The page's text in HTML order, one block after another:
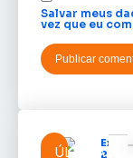
Salvar meus
vez que eu
ÚLTIMAS2026